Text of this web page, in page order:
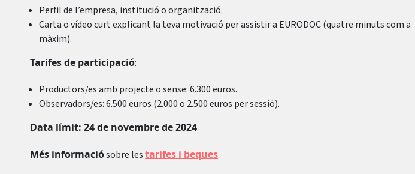
Perfil de l’empresa, institució o organització.
Carta o vídeo curt explicant la teva motivació per assistir a EURODOC (quatre minuts com a
màxim).
Tarifes de participació:
Productors/es amb projecte o sense: 6.300 euros.
Observadors/es: 6.500 euros (2.000 o 2.500 euros per sessió).
Data límit: 24 de novembre de 2024.
Més informaciósobre lestarifes i beques.